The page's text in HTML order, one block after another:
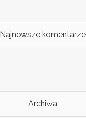
Najnowsze komentarze
Archiwa